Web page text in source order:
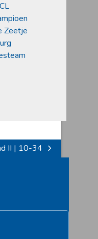
Zeetje
II | 10-34